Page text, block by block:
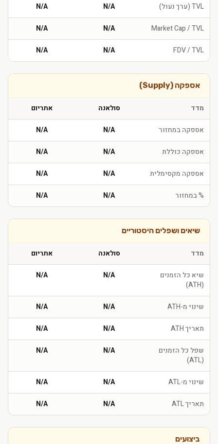
TVL (ערך נעול) N/A
N/A
Market Cap / TVL
N/A
N/A
FDV / TVL
N/A
N/A
אספקה (Supply)
מדד סולאנה אתריום
אספקה במחזור N/A
N/A
אספקה כוללת N/A
N/A
אספקה מקסימלית N/A
N/A
% במחזור N/A
N/A
שיאים ושפלים היסטוריים
מדד סולאנה אתריום
שיא כל הזמנים
(ATH)
N/A
N/A
שינוי מ-ATH N/A
N/A
תאריך ATH N/A
N/A
שפל כל הזמנים
(ATL)
N/A
N/A
שינוי מ-ATL N/A
N/A
תאריך ATL N/A
N/A
ביצועים